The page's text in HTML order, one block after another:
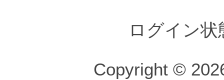
ログイン
Copyright ©